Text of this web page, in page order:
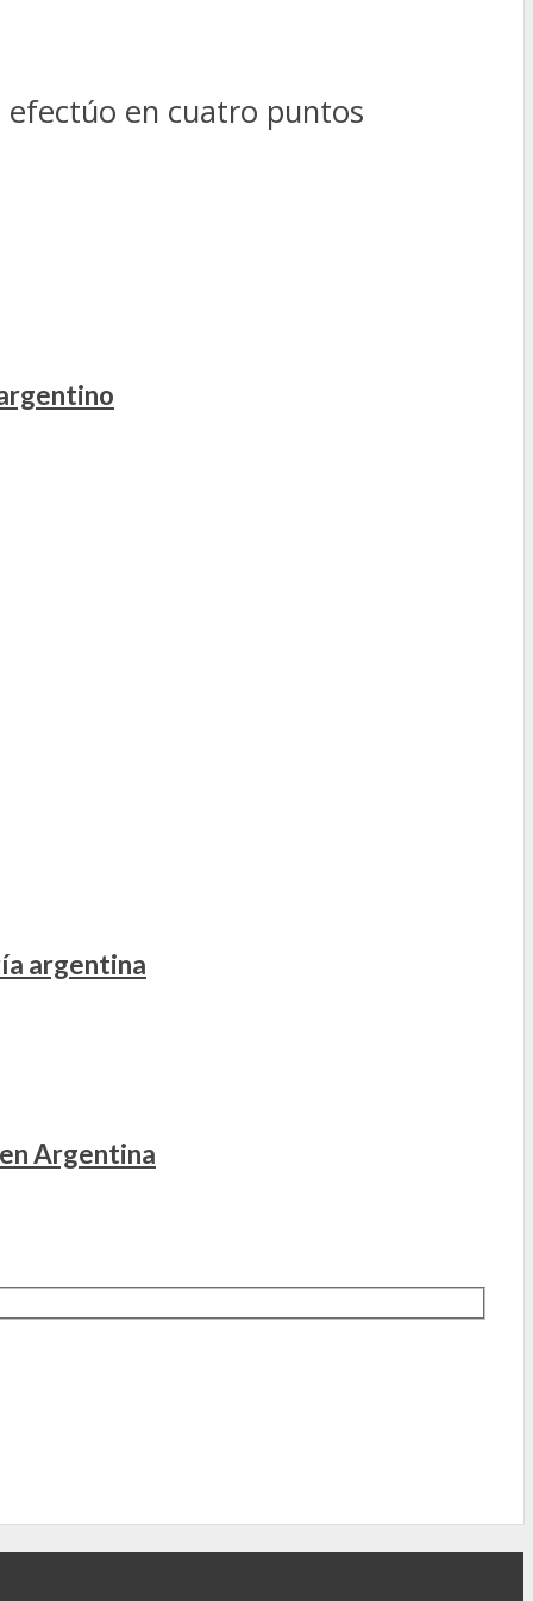
efectúo en cuatro puntos
argentina
Argentina